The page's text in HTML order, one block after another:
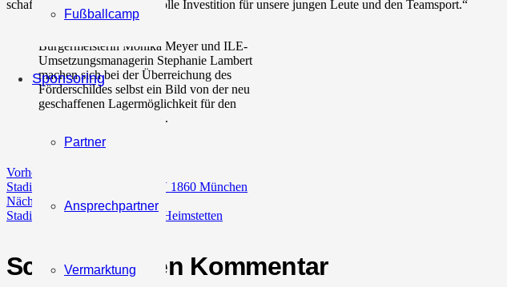
Fußballcamp
Sponsoring
Partner
Ansprechpartner
Vermarktung
schaffen können. Das ist eine tolle Investition für unsere jungen Leute und den Teamsport.“
Bürgermeisterin Monika Meyer und ILE-
Umsetzungsmanagerin Stephanie Lambert
machen sich bei der Überreichung des
Förderschildes selbst ein Bild von der neu
geschaffenen Lagermöglichkeit für den
Jugendfußball in Erlbach.
Vorheriger Beitrag
Stadionzeitung 25/26 #05: TSV 1860 München
Nächster Beitrag
Stadionzeitung 25/26 #06: SV Heimstetten
Schreibe einen Kommentar